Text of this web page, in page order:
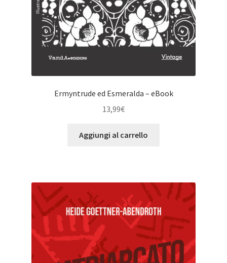
Ermyntrude ed Esmeralda – eBook
13,99€
Aggiungi al carrello